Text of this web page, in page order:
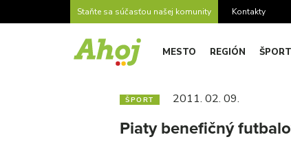
Staňte sa súčasťou našej komunity Kontakty
MESTO REGIÓN ŠPORT
ŠPORT 2011. 02. 09.
Piaty benefičný